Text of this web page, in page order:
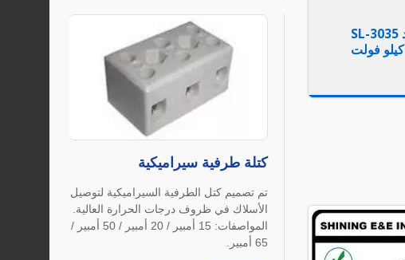
كتلة طرفية سيراميكية
تم تصميم كتل الطرفية السيراميكية لتوصيل
الأسلاك في ظروف درجات الحرارة العالية.
المواصفات: 15 أمبير / 20 أمبير / 50 أمبير /
65 أمبير.
عازل منخفض الجهد SL-3035